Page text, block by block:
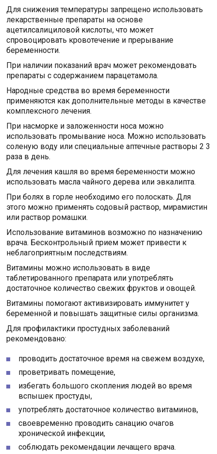
Для снижения температуры запрещено использовать
лекарственные препараты на основе
ацетилсалициловой кислоты, что может
спровоцировать кровотечение и прерывание
беременности.
При наличии показаний врач может рекомендовать
препараты с содержанием парацетамола.
Народные средства во время беременности
применяются как дополнительные методы в качестве
комплексного лечения.
При насморке и заложенности носа можно
использовать промывание носа. Можно использовать
соленую воду или специальные аптечные растворы 2 3
раза в день.
Для лечения кашля во время беременности можно
использовать масла чайного дерева или эвкалипта.
При болях в горле необходимо его полоскать. Для
этого можно применять содовый раствор, мирамистин
или раствор ромашки.
Использование витаминов возможно по назначению
врача. Бесконтрольный прием может привести к
неблагоприятным последствиям.
Витамины можно использовать в виде
таблетированного препарата или употреблять
достаточное количество свежих фруктов и овощей.
Витамины помогают активизировать иммунитет у
беременной и повышать защитные силы организма.
Для профилактики простудных заболеваний
рекомендовано:
проводить достаточное время на свежем воздухе,
проветривать помещение,
избегать большого скопления людей во время
вспышек простуды,
употреблять достаточное количество витаминов,
своевременно проводить санацию очагов
хронической инфекции,
соблюдать рекомендации лечащего врача.